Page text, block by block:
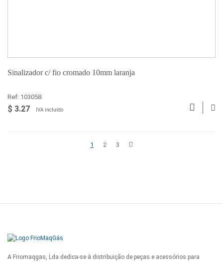
Sinalizador c/ fio cromado 10mm laranja
Ref: 103058
$ 3.27 IVA incluído
1 2 3
A Friomaqgas, Lda dedica-se à distribuição de peças e acessórios para